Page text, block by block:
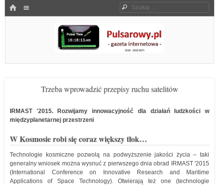
HOME Szukaj
Pulsarowy.pl
Trzeba wprowadzić przepisy ruchu satelitów
IRMAST '2015. Rozwijamy innowacyjność dla działań ludzkości w
międzyplanetarnej przestrzeni
W Kosmosie robi się coraz większy tłok…
Technologie kosmiczne pozwolą na podwyższenie jakości życia – taki
generalny wniosek można wysnuć z pierwszego dnia obrad IRMAST '2015
(International Conference on Innovative Research and Maritime
Applications of Space Technology). Otwierają też one (technologie